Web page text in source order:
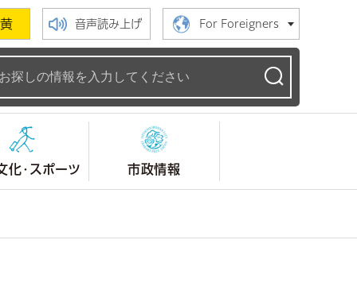
黄 音声読み上げ For Foreigners
化・スポーツ 市政情報